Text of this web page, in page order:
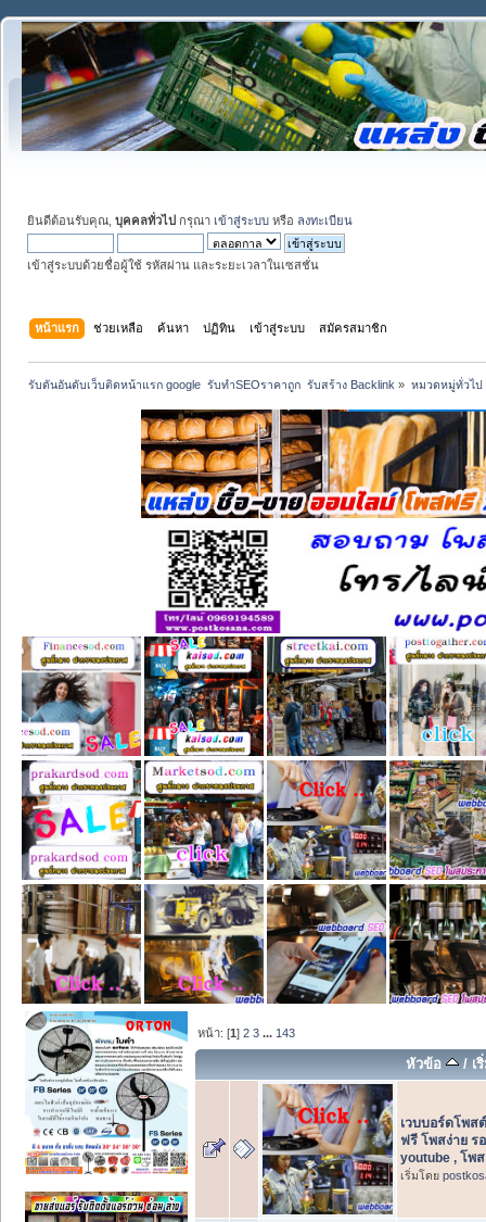
ยินดีต้อนรับคุณ, บุคคลทั่วไป กรุณา เข้าสู่ระบบ หรือ ลงทะเบียน
เข้าสู่ระบบด้วยชื่อผู้ใช้ รหัสผ่าน และระยะเวลาในเซสชั่น
หน้าแรก ช่วยเหลือ ค้นหา ปฏิทิน เข้าสู่ระบบ สมัครสมาชิก
รับดันอันดับเว็บติดหน้าแรก google  รับทำSEOราคาถูก  รับสร้าง Backlink » หมวดหมู่ทั่วไป
หน้า: [1]2 3 ... 143
หัวข้อ / เ
เวบบอร์ดโพส
ฟรี โพสง่าย ร
youtube , โพ
เริ่มโดย